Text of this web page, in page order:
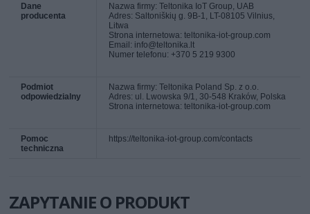
Dane
producenta
Nazwa firmy: Teltonika IoT Group, UAB
Adres: Saltoniškių g. 9B-1, LT-08105 Vilnius,
Litwa
Strona internetowa: teltonika-iot-group.com
Email: info@teltonika.lt
Numer telefonu: +370 5 219 9300
Podmiot
odpowiedzialny
Nazwa firmy: Teltonika Poland Sp. z o.o.
Adres: ul. Lwowska 9/1, 30-548 Kraków, Polska
Strona internetowa: teltonika-iot-group.com
Pomoc
techniczna
https://teltonika-iot-group.com/contacts
ZAPYTANIE O PRODUKT